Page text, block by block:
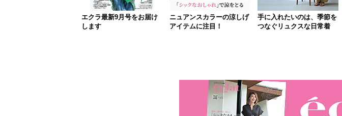
エクラ最新9月号をお届け
します
ニュアンスカラーの涼しげ
アイテムに注目！
手に入れたいのは、季節を
つなぐリュクスな日常着